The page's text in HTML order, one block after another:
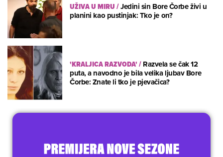
UŽIVA U MIRU/Jedini sin Bore Čorbe živi u
planini kao pustinjak: Tko je on?
'KRALJICA RAZVODA'/Razvela se čak 12
puta, a navodno je bila velika ljubav Bore
Čorbe: Znate li tko je pjevačica?